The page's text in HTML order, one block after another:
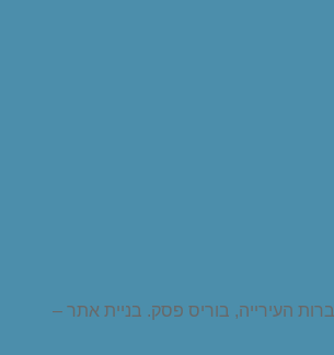
העירייה, בוריס פסק. בניית אתר –